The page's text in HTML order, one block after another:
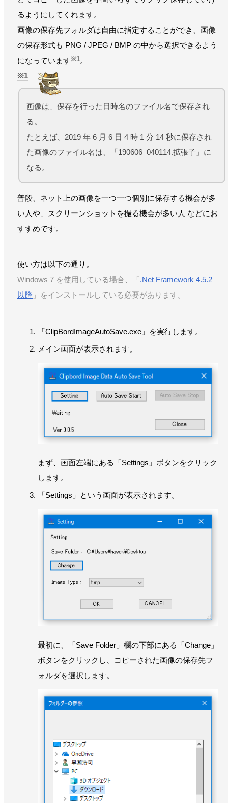
るようにしてくれます。
画像の保存先フォルダは自由に指定することができ、画像
の保存形式も PNG / JPEG / BMP の中から選択できるよう
になっています※1。
1
画像は、保存を行った日時名のファイル名で保存され
る。
たとえば、2019 年 6 月 6 日 4 時 1 分 14 秒に保存され
た画像のファイル名は、「190606_040114.拡張子」に
なる。
普段、ネット上の画像を一つ一つ個別に保存する機会が多
い人や、スクリーンショットを撮る機会が多い人 などにお
すすめです。
使い方は以下の通り。
Windows 7 を使用している場合、「.Net Framework 4.5.2
以降 」をインストールしている必要があります。
「ClipBordImageAutoSave.exe」を実行します。
メイン画面が表示されます。
まず、画面左端にある「Settings」ボタンをクリック
します。
「Settings」という画面が表示されます。
最初に、「Save Folder」欄の下部にある「Change」
ボタンをクリックし、コピーされた画像の保存先フ
ォルダを選択します。